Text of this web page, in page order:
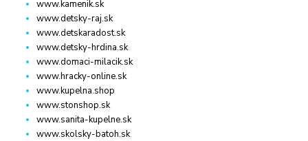
www.kamenik.sk
www.detsky-raj.sk
www.detskaradost.sk
www.detsky-hrdina.sk
www.domaci-milacik.sk
www.hracky-online.sk
www.kupelna.shop
www.stonshop.sk
www.sanita-kupelne.sk
www.skolsky-batoh.sk